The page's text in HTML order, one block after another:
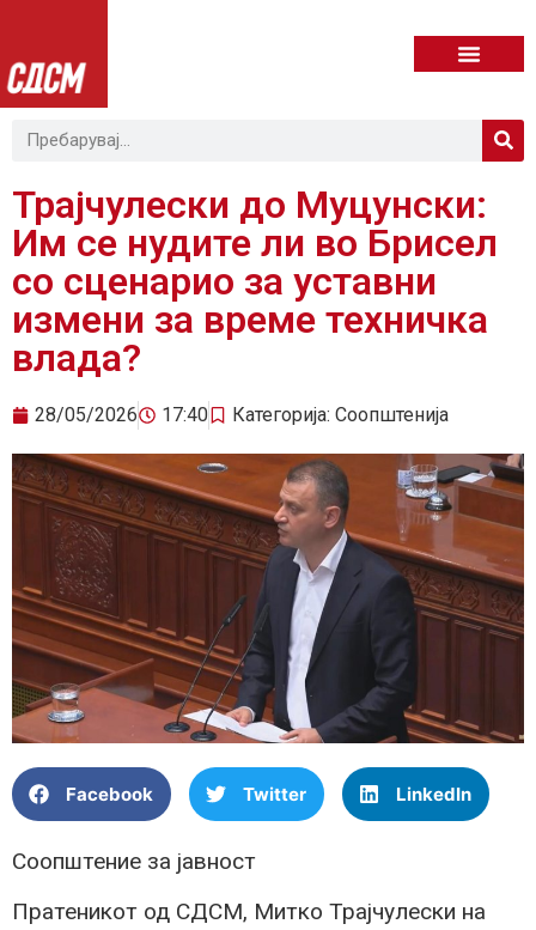
Трајчулески до Муцунски:
Им се нудите ли во Брисел
со сценарио за уставни
измени за време техничка
влада?
28/05/2026 17:40 Категорија: Соопштенија
Facebook Twitter LinkedIn
Соопштение за јавност
Пратеникот од СДСМ, Митко Трајчулески на